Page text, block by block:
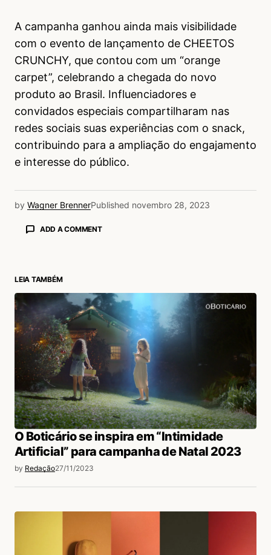
A campanha ganhou ainda mais visibilidade
com o evento de lançamento de CHEETOS
CRUNCHY, que contou com um “orange
carpet”, celebrando a chegada do novo
produto ao Brasil. Influenciadores e
convidados especiais compartilharam nas
redes sociais suas experiências com o snack,
contribuindo para a ampliação do engajamento
e interesse do público.
by Wagner BrennerPublished novembro 28, 2023
ADD A COMMENT
LEIA TAMBÉM
O Boticário se inspira em “Intimidade
Artificial” para campanha de Natal 2023
by Redação27/11/2023